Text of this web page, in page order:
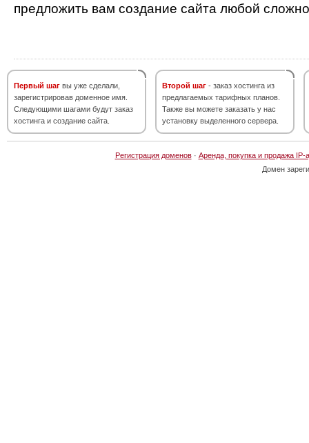
предложить вам создание сайта любой
Первый шаг вы уже сделали,
зарегистрировав доменное имя.
Следующими шагами будут заказ
хостинга и создание сайта.
Второй шаг - заказ хостинга из
предлагаемых тарифных планов.
Также вы можете заказать у нас
установку выделенного сервера.
Регистрация доменов· Аренда, покупка и продажа IP-
Домен